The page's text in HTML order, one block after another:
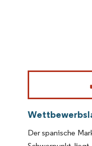
Bild © Mordor
Der spanische